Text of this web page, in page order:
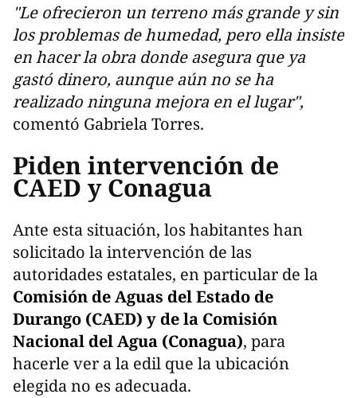
"Le ofrecieron un terreno más grande y sin
los problemas de humedad, pero ella insiste
en hacer la obra donde asegura que ya
gastó dinero, aunque aún no se ha
realizado ninguna mejora en el lugar",
comentó Gabriela Torres.
Piden intervención de
CAED y Conagua
Ante esta situación, los habitantes han
solicitado la intervención de las
autoridades estatales, en particular de la
Comisión de Aguas del Estado de
Durango (CAED) y de la Comisión
Nacional del Agua (Conagua), para
hacerle ver a la edil que la ubicación
elegida no es adecuada.